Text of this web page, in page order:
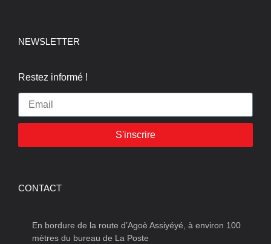
NEWSLETTER
Restez informé !
S'inscrire
CONTACT
En bordure de la route d’Agoè Assiyéyé, à environ 100
mètres du bureau de La Poste